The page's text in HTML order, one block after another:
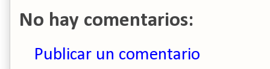
No hay comentarios:
Publicar un comentario